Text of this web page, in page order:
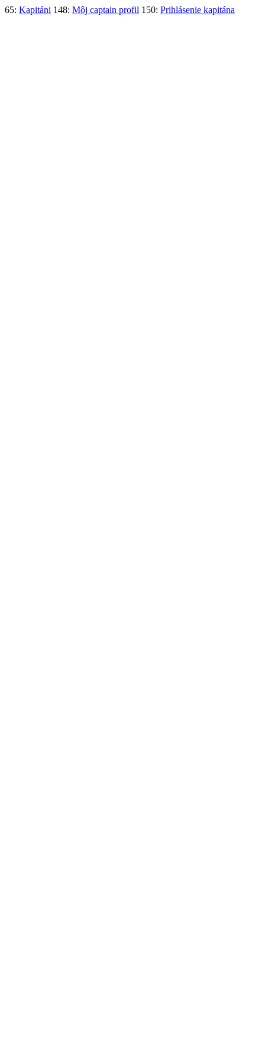
65: Kapitáni 148: Môj captain profil 150: Prihlásenie kapitána